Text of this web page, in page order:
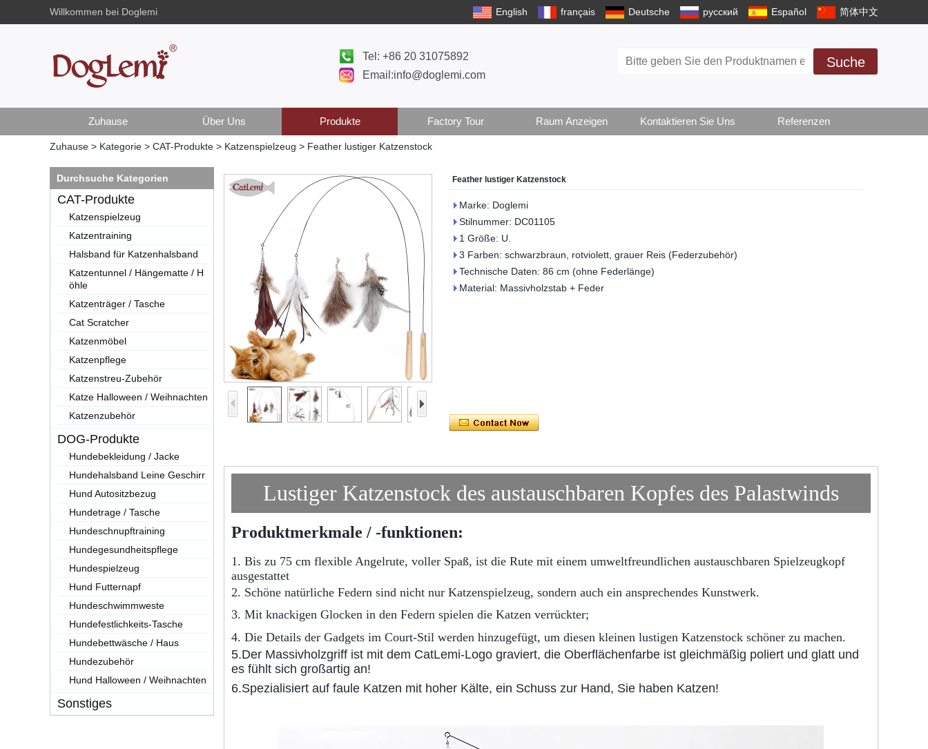
Willkommen bei Doglemi English français Deutsche русский Español 简体中文
Tel: +86 20 31075892
Email:info@doglemi.com
Suche
Zuhause Über Uns Produkte Factory Tour Raum Anzeigen Kontaktieren Sie Uns Referenzen
Zuhause > Kategorie > CAT-Produkte > Katzenspielzeug > Feather lustiger Katzenstock
Durchsuche Kategorien
CAT-Produkte
Katzenspielzeug
Katzentraining
Halsband für Katzenhalsband
Katzentunnel / Hängematte / H
öhle
Katzenträger / Tasche
Cat Scratcher
Katzenmöbel
Katzenpflege
Katzenstreu-Zubehör
Katze Halloween / Weihnachten
Katzenzubehör
DOG-Produkte
Hundebekleidung / Jacke
Hundehalsband Leine Geschirr
Hund Autositzbezug
Hundetrage / Tasche
Hundeschnupftraining
Hundegesundheitspflege
Hundespielzeug
Hund Futternapf
Hundeschwimmweste
Hundefestlichkeits-Tasche
Hundebettwäsche / Haus
Hundezubehör
Hund Halloween / Weihnachten
Sonstiges
Feather lustiger Katzenstock
Marke: Doglemi
Stilnummer: DC01105
1 Größe: U.
3 Farben: schwarzbraun, rotviolett, grauer Reis (Federzubehör)
Technische Daten: 86 cm (ohne Federlänge)
Material: Massivholzstab + Feder
Lustiger Katzenstock des austauschbaren Kopfes des Palastwinds
Produktmerkmale / -funktionen:
1. Bis zu 75 cm flexible Angelrute, voller Spaß, ist die Rute mit einem umweltfreundlichen austauschbaren Spielzeugkopf
ausgestattet
2. Schöne natürliche Federn sind nicht nur Katzenspielzeug, sondern auch ein ansprechendes Kunstwerk.
3. Mit knackigen Glocken in den Federn spielen die Katzen verrückter;
4. Die Details der Gadgets im Court-Stil werden hinzugefügt, um diesen kleinen lustigen Katzenstock schöner zu machen.
5.Der Massivholzgriff ist mit dem CatLemi-Logo graviert, die Oberflächenfarbe ist gleichmäßig poliert und glatt und
es fühlt sich großartig an!
6.Spezialisiert auf faule Katzen mit hoher Kälte, ein Schuss zur Hand, Sie haben Katzen!